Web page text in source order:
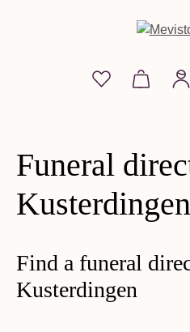
You have 0
Funeral
Kusterdingen
Find a funeral
Kusterdingen